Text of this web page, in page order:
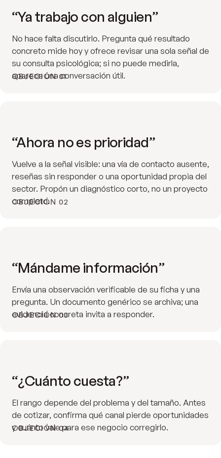
OBJECIÓN 01
“Ya trabajo con alguien”
No hace falta discutirlo. Pregunta qué resultado
concreto mide hoy y ofrece revisar una sola señal de
su consulta psicológica; si no puede medirla,
aparece una conversación útil.
OBJECIÓN 02
“Ahora no es prioridad”
Vuelve a la señal visible: una vía de contacto ausente,
reseñas sin responder o una oportunidad propia del
sector. Propón un diagnóstico corto, no un proyecto
completo.
OBJECIÓN 03
“Mándame información”
Envía una observación verificable de su ficha y una
pregunta. Un documento genérico se archiva; una
evidencia concreta invita a responder.
OBJECIÓN 04
“¿Cuánto cuesta?”
El rango depende del problema y del tamaño. Antes
de cotizar, confirma qué canal pierde oportunidades
y cuánto vale para ese negocio corregirlo.